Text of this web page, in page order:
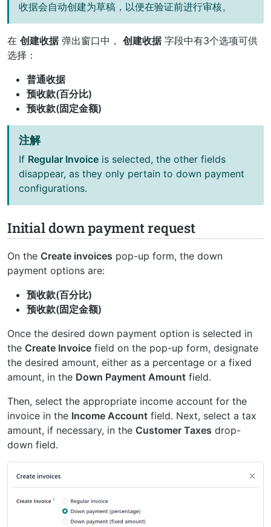
收据会自动创建为草稿，以便在验证前进行审核。
在 创建收据弹出窗口中， 创建收据字段中有3个选项可供
选择：
普通收据
预收款(百分比)
预收款(固定金额)
注解
If Regular Invoice is selected, the other fields
disappear, as they only pertain to down payment
configurations.
Initial down payment request
On the Create invoices pop-up form, the down
payment options are:
预收款(百分比)
预收款(固定金额)
Once the desired down payment option is selected in
the Create Invoice field on the pop-up form, designate
the desired amount, either as a percentage or a fixed
amount, in the Down Payment Amount field.
Then, select the appropriate income account for the
invoice in the Income Account field. Next, select a tax
amount, if necessary, in the Customer Taxes drop-
down field.